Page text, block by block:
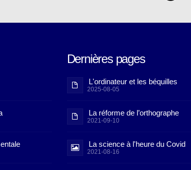
Dernières pages
L'ordinateur et les béquilles
2025-08-05
La réforme de l’orthographe
2021-09-10
La science à l'heure du Covid
2021-08-16